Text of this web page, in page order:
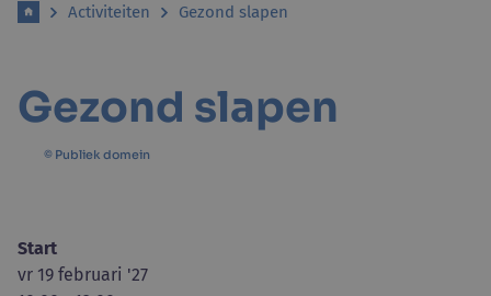
Activiteiten Gezond slapen
Gezond slapen
© Publiek domein
Start
vr 19 februari '27